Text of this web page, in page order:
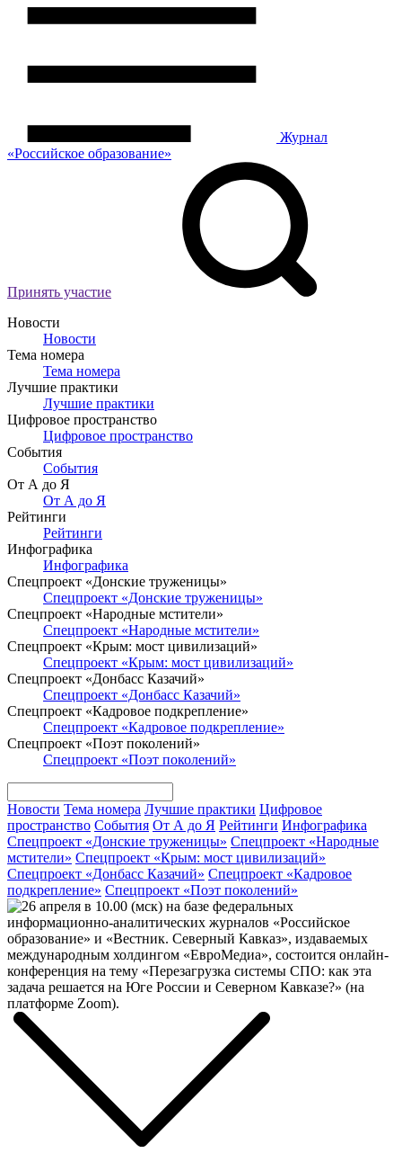
Журнал
«Российское образование»
Принять участие
Новости
Новости
Тема номера
Тема номера
Лучшие практики
Лучшие практики
Цифровое пространство
Цифровое пространство
События
События
От А до Я
От А до Я
Рейтинги
Рейтинги
Инфографика
Инфографика
Спецпроект «Донские труженицы»
Спецпроект «Донские труженицы»
Спецпроект «Народные мстители»
Спецпроект «Народные мстители»
Спецпроект «Крым: мост цивилизаций»
Спецпроект «Крым: мост цивилизаций»
Спецпроект «Донбасс Казачий»
Спецпроект «Донбасс Казачий»
Спецпроект «Кадровое подкрепление»
Спецпроект «Кадровое подкрепление»
Спецпроект «Поэт поколений»
Спецпроект «Поэт поколений»
Новости Тема номера Лучшие практики Цифровое
пространство События От А до Я Рейтинги Инфографика
Спецпроект «Донские труженицы» Спецпроект «Народные
мстители» Спецпроект «Крым: мост цивилизаций»
Спецпроект «Донбасс Казачий» Спецпроект «Кадровое
подкрепление» Спецпроект «Поэт поколений»